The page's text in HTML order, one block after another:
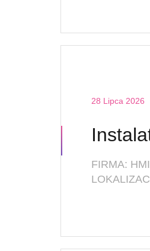
28 Lipca 2026
FIRMA: HMI